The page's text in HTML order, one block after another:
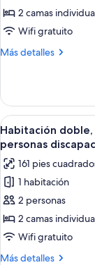
discapacitadas
Habitación
doble
2
2 camas
Wifi gratuito
Más detalles
Más
doble
Confort,
2
camas
individuales
Abrir
todas
las
fotos
de
Habitación
doble,
2
camas
2
Habitación doble,
personas
161 pies
1 habitación
2 personas
2 camas
Wifi gratuito
Más detalles
Más